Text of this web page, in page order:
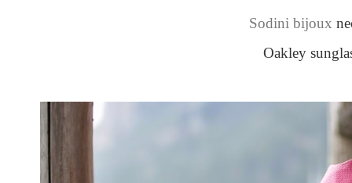
Sodini bijoux
Oakley